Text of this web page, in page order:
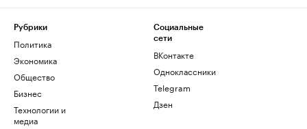
Рубрики
Политика
Экономика
Общество
Бизнес
Технологии и
медиа
Социальные
сети
ВКонтакте
Одноклассники
Telegram
Дзен